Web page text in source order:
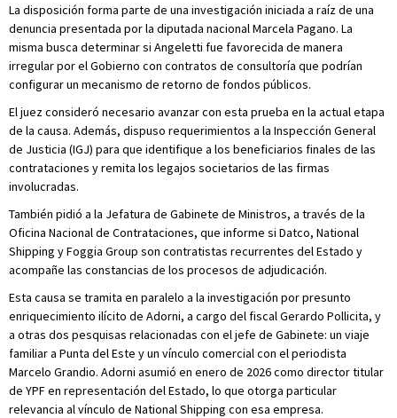
La disposición forma parte de una investigación iniciada a raíz de una
denuncia presentada por la diputada nacional Marcela Pagano. La
misma busca determinar si Angeletti fue favorecida de manera
irregular por el Gobierno con contratos de consultoría que podrían
configurar un mecanismo de retorno de fondos públicos.
El juez consideró necesario avanzar con esta prueba en la actual etapa
de la causa. Además, dispuso requerimientos a la Inspección General
de Justicia (IGJ) para que identifique a los beneficiarios finales de las
contrataciones y remita los legajos societarios de las firmas
involucradas.
También pidió a la Jefatura de Gabinete de Ministros, a través de la
Oficina Nacional de Contrataciones, que informe si Datco, National
Shipping y Foggia Group son contratistas recurrentes del Estado y
acompañe las constancias de los procesos de adjudicación.
Esta causa se tramita en paralelo a la investigación por presunto
enriquecimiento ilícito de Adorni, a cargo del fiscal Gerardo Pollicita, y
a otras dos pesquisas relacionadas con el jefe de Gabinete: un viaje
familiar a Punta del Este y un vínculo comercial con el periodista
Marcelo Grandio. Adorni asumió en enero de 2026 como director titular
de YPF en representación del Estado, lo que otorga particular
relevancia al vínculo de National Shipping con esa empresa.